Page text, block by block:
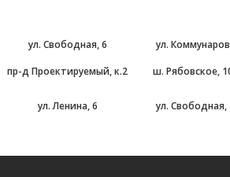
ул. Свободная, 6 ул.
пр-д Проектируемый, к.2
ш. Рябовское,
ул. Ленина, 6 ул. Свободная,